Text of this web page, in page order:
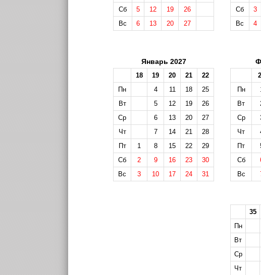
Сб
5 12 19
26
Вс
6 13 20 27
Сб
3
Вс
4
Январь 2027
18 19 20 21
22
Пн
4 11 18
25
Вт
5 12 19
26
Ср
6 13 20
27
Чт
7 14 21
28
Пт
1 8 15 22
29
Сб
2 9 16 23
30
Вс
3 10 17 24 31
Пн
Вт
Ср
Чт
Пт
Сб
Вс
35
Пн
Вт
Ср
Чт